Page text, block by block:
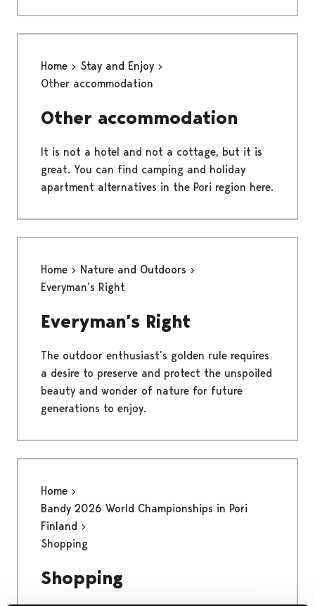
Home
Stay and Enjoy
Other accommodation
Other accommodation
It is not a hotel and not a cottage, but it is
great. You can find camping and holiday
apartment alternatives in the Pori region here.
Home
Nature and Outdoors
Everyman’s Right
Everyman’s Right
The outdoor enthusiast’s golden rule requires
a desire to preserve and protect the unspoiled
beauty and wonder of nature for future
generations to enjoy.
Home
Bandy 2026 World Championships in Pori
Finland
Shopping
Shopping